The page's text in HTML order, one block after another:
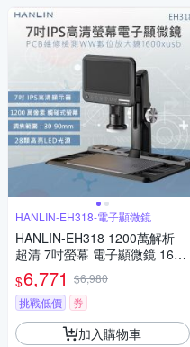
HANLIN-EH318-電子顯微鏡
HANLIN-EH318 1200萬解析
超清 7吋螢幕 電子顯微鏡 1600
倍 放大 3024P 晶片檢查 鏡維
修手機 電路板 鐘錶鑑定 錢幣鑑
定 精密物件檢測 放大
$6,771 $6,980
挑戰低價
券
加入購物車